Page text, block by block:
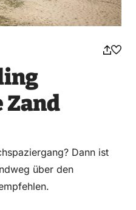
Zand
Dann ist
über den